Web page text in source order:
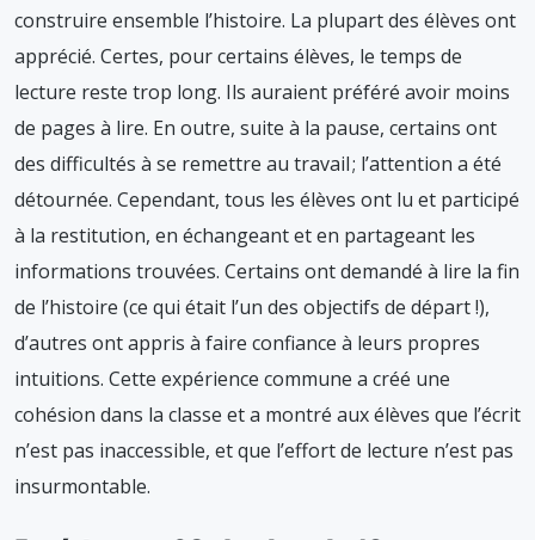
construire ensemble l’histoire. La plupart des élèves ont
apprécié. Certes, pour certains élèves, le temps de
lecture reste trop long. Ils auraient préféré avoir moins
de pages à lire. En outre, suite à la pause, certains ont
des difficultés à se remettre au travail ; l’attention a été
détournée. Cependant, tous les élèves ont lu et participé
à la restitution, en échangeant et en partageant les
informations trouvées. Certains ont demandé à lire la fin
de l’histoire (ce qui était l’un des objectifs de départ !),
d’autres ont appris à faire confiance à leurs propres
intuitions. Cette expérience commune a créé une
cohésion dans la classe et a montré aux élèves que l’écrit
n’est pas inaccessible, et que l’effort de lecture n’est pas
insurmontable.